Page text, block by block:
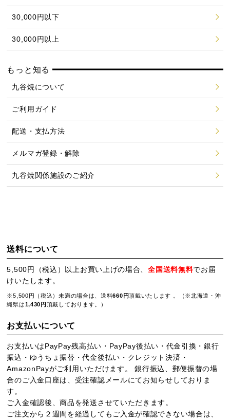
30,000円以下
30,000円以上
もっと知る
九谷焼について
ご利用ガイド
配送・支払方法
メルマガ登録・解除
九谷焼関係施設のご紹介
送料について
5,500円（税込）以上お買い上げの場合、全国送料無料でお届
けいたします。
※5,500円（税込）未満の場合は、送料660円頂戴いたします 。（※北海道・沖
縄県は1,430円 頂戴しております。）
お支払いについて
お支払いはPayPay残高払い・PayPay後払い・代金引換・銀行
振込・ゆうちょ振替・代金後払い・クレジット決済・
AmazonPayがご利用いただけます。 銀行振込、郵便振替の場
合のご入金口座は、受注確認メールにてお知らせしておりま
す。
ご入金確認後、商品を発送させていただきます。
ご注文から２週間を経過してもご入金が確認できない場合は、